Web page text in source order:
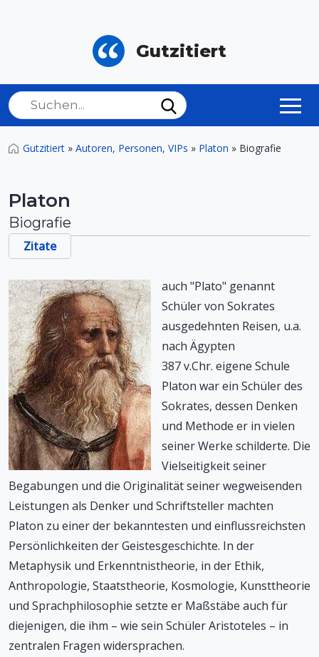
Gutzitiert
Gutzitiert » Autoren, Personen, VIPs » Platon » Biografie
Platon
Biografie
Zitate
auch "Plato" genannt
Schüler von Sokrates
ausgedehnten Reisen, u.a.
nach Ägypten
387 v.Chr. eigene Schule
Platon war ein Schüler des
Sokrates, dessen Denken
und Methode er in vielen
seiner Werke schilderte. Die
Vielseitigkeit seiner
Begabungen und die Originalität seiner wegweisenden
Leistungen als Denker und Schriftsteller machten
Platon zu einer der bekanntesten und einflussreichsten
Persönlichkeiten der Geistesgeschichte. In der
Metaphysik und Erkenntnistheorie, in der Ethik,
Anthropologie, Staatstheorie, Kosmologie, Kunsttheorie
und Sprachphilosophie setzte er Maßstäbe auch für
diejenigen, die ihm – wie sein Schüler Aristoteles – in
zentralen Fragen widersprachen.